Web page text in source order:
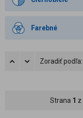
Farebné
Zoradiť podľa:
Strana 1 z